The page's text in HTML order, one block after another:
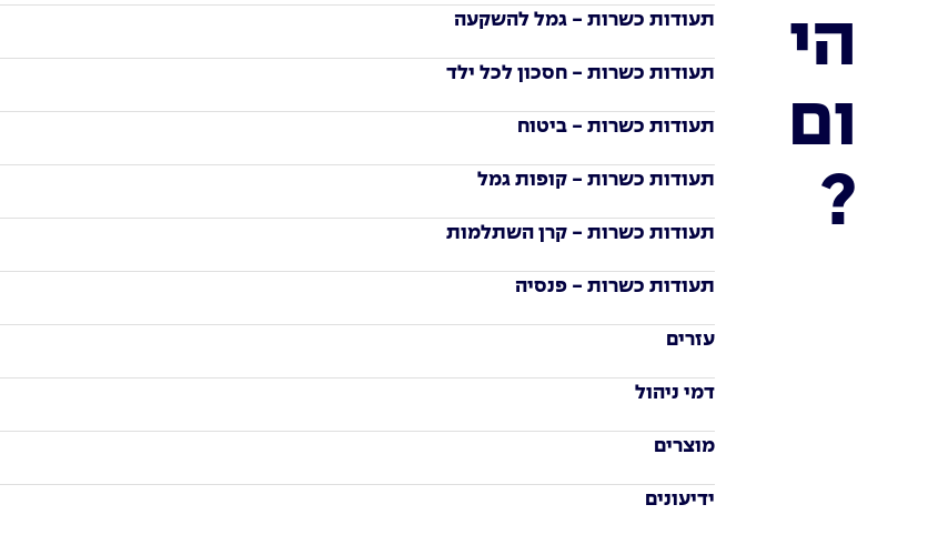
תעודות כשרות - גמל להשקעה
תעודות כשרות - חסכון לכל ילד
תעודות כשרות - ביטוח
תעודות כשרות - קופות גמל
תעודות כשרות - קרן השתלמות
תעודות כשרות - פנסיה
עזרים
דמי ניהול
מוצרים
ידיעונים
הי
ום
?